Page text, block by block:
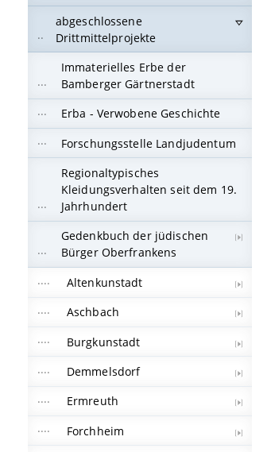
abgeschlossene
Drittmittelprojekte
Immaterielles Erbe der
Bamberger Gärtnerstadt
Erba - Verwobene Geschichte
Forschungsstelle Landjudentum
Regionaltypisches
Kleidungsverhalten seit dem 19.
Jahrhundert
Gedenkbuch der jüdischen
Bürger Oberfrankens
Altenkunstadt
Aschbach
Burgkunstadt
Demmelsdorf
Ermreuth
Forchheim